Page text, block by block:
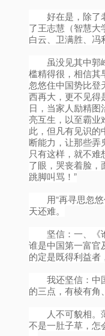
好在是，除了
了王志慧（智慧大
白云、卫满胜、冯
虽没见其中郭峰
槛精得很，相信其
忽悠住中国势比登
西再大，更不见得
日，当家人励精
亮互生，以至霸业
此，但凡有见识的
断能力，让那些弄
只有这样，就不
了眼，哭丧着脸，
跳脚叫骂！”
用“再寻思忽悠
天还难。
坚信：一、《谁
谁是中国第一富官
的定是既得利益者
我还坚信：中
的三点，有棱有角
人不可貌相。薄
不是一肚子草，怎